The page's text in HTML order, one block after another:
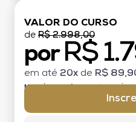
VALOR DO CURSO
de R$ 2.998,00
por R$
em até 20x de R$
MATRÍCULA: